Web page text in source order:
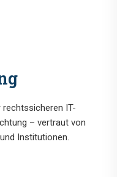
rechtssicheren IT-
– vertraut von
Institutionen.